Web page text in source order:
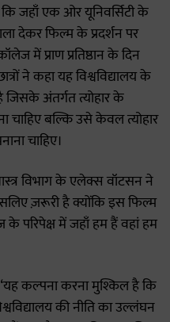
जहाँ एक ओर यूनिवर्सिटी के
देकर फिल्म के प्रदर्शन पर
में प्राण प्रतिष्ठान के दिन
ने कहा यह विश्वविद्यालय के
अंतर्गत त्योहार के
चाहिए बल्कि उसे केवल त्योहार
चाहिए।
विभाग के एलेक्स वॉटसन ने
ज़रूरी है क्योंकि इस फिल्म
में जहाँ हम हैं वहां हम
कल्पना करना मुश्किल है कि
की नीति का उल्लंघन